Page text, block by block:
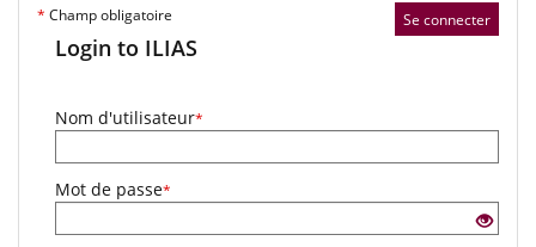
Se connecter
* Champ obligatoire
Login to ILIAS
Nom d'utilisateur*
Mot de passe*